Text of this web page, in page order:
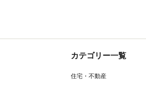
カテゴリー一覧
住宅・不動産